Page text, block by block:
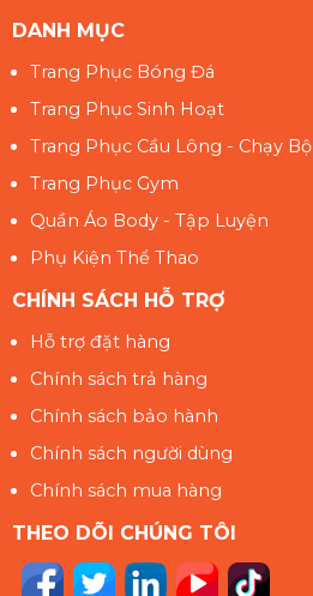
DANH MỤC
Trang Phục Bóng Đá
Trang Phục Sinh Hoạt
Trang Phục Cầu Lông - Chạy Bộ
Trang Phục Gym
Quần Áo Body - Tập Luyện
Phụ Kiện Thể Thao
CHÍNH SÁCH HỖ TRỢ
Hỗ trợ đặt hàng
Chính sách trả hàng
Chính sách bảo hành
Chính sách người dùng
Chính sách mua hàng
THEO DÕI CHÚNG TÔI